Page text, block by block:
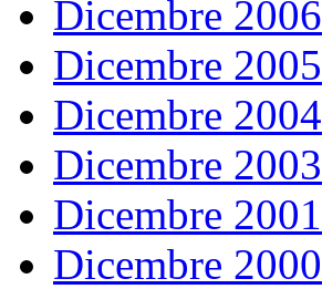
Dicembre 2006
Dicembre 2005
Dicembre 2004
Dicembre 2003
Dicembre 2001
Dicembre 2000